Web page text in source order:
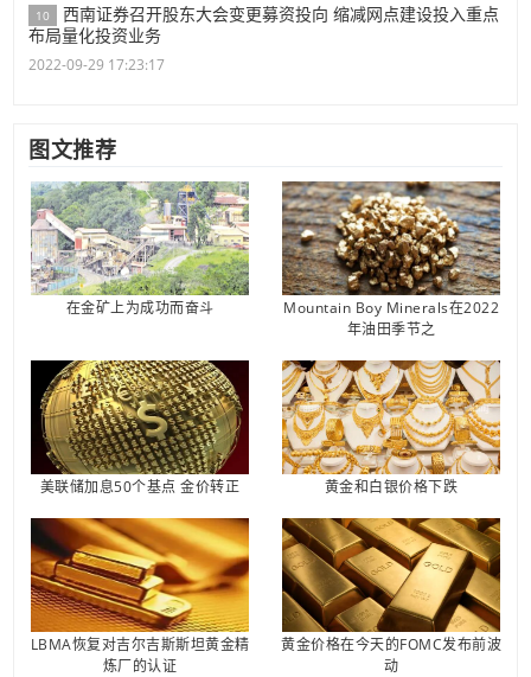
10
西南证券召开股东大会变更募资投向 缩减网点建设投入重点
布局量化投资业务
2022-09-29 17:23:17
图文推荐
在金矿上为成功而奋斗
Mountain Boy Minerals在2022
年油田季节之
美联储加息50个基点 金价转正 黄金和白银价格下跌
LBMA恢复对吉尔吉斯斯坦黄金精
炼厂的认证
黄金价格在今天的FOMC发布前波
动